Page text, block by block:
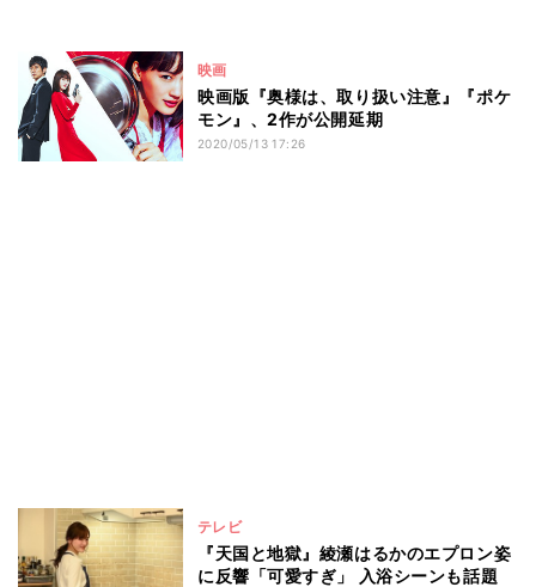
映画
映画版『奥様は、取り扱い注意』『ポケ
モン』、2作が公開延期
2020/05/13 17:26
テレビ
『天国と地獄』綾瀬はるかのエプロン姿
に反響「可愛すぎ」 入浴シーンも話題